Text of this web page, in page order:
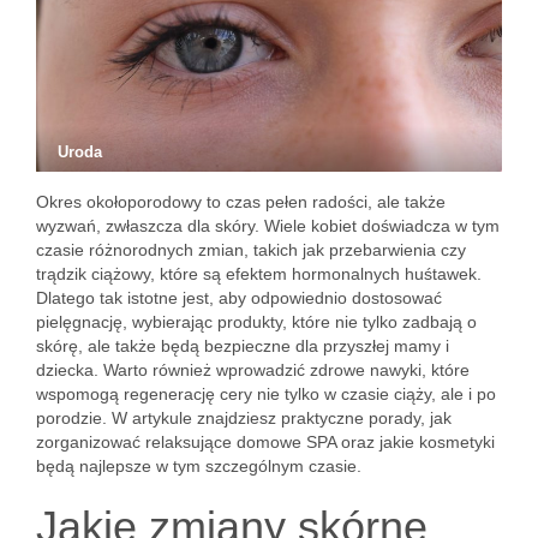
Uroda
Okres okołoporodowy to czas pełen radości, ale także
wyzwań, zwłaszcza dla skóry. Wiele kobiet doświadcza w tym
czasie różnorodnych zmian, takich jak przebarwienia czy
trądzik ciążowy, które są efektem hormonalnych huśtawek.
Dlatego tak istotne jest, aby odpowiednio dostosować
pielęgnację, wybierając produkty, które nie tylko zadbają o
skórę, ale także będą bezpieczne dla przyszłej mamy i
dziecka. Warto również wprowadzić zdrowe nawyki, które
wspomogą regenerację cery nie tylko w czasie ciąży, ale i po
porodzie. W artykule znajdziesz praktyczne porady, jak
zorganizować relaksujące domowe SPA oraz jakie kosmetyki
będą najlepsze w tym szczególnym czasie.
Jakie zmiany skórne